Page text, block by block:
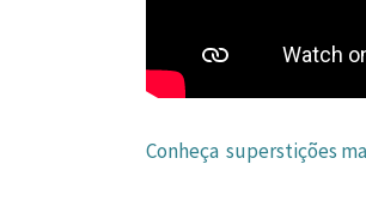
Conheça superstições